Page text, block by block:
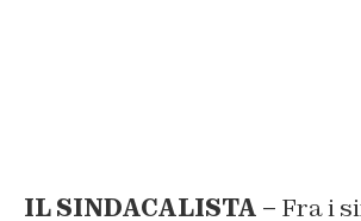
IL SINDACALISTA – Fra i